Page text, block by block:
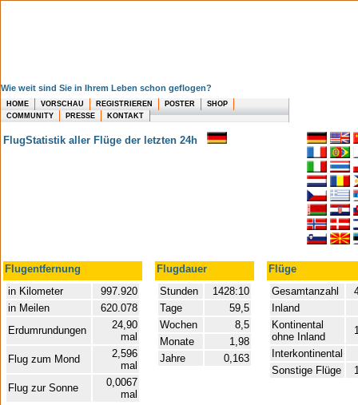
Wie weit sind Sie in Ihrem Leben schon geflogen?
HOME VORSCHAU REGISTRIEREN POSTER
SHOP
COMMUNITY
PRESSE KONTAKT
FlugStatistik aller Flüge der letzten 24h
Flugentfernung Flugdauer
Flüge
in Kilometer
997.920
in Meilen
620.078
Erdumrundungen
24,90
mal
Flug zum Mond
2,596
mal
Flug zur Sonne
0,0067
mal
Stunden
1428:10
Tage
59,5
Wochen
8,5
Monate
1,98
Jahre
0,163
Gesamtanzahl
Inland
Kontinental
ohne Inland
Interkontinental
Sonstige Flüge